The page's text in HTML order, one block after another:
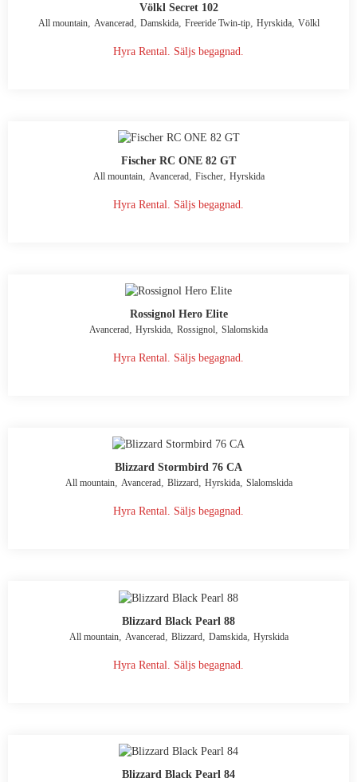
Völkl Secret 102
All mountain, Avancerad, Damskida, Freeride Twin-tip, Hyrskida, Völkl
Hyra Rental. Säljs begagnad.
Fischer RC ONE 82 GT
All mountain, Avancerad, Fischer, Hyrskida
Hyra Rental. Säljs begagnad.
Rossignol Hero Elite
Avancerad, Hyrskida, Rossignol, Slalomskida
Hyra Rental. Säljs begagnad.
Blizzard Stormbird 76 CA
All mountain, Avancerad, Blizzard, Hyrskida, Slalomskida
Hyra Rental. Säljs begagnad.
Blizzard Black Pearl 88
All mountain, Avancerad, Blizzard, Damskida, Hyrskida
Hyra Rental. Säljs begagnad.
Blizzard Black Pearl 84